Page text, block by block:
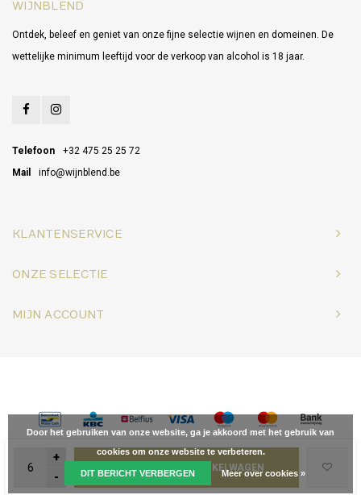
+
-
TOEVOEGEN AAN WINKELWAGEN
WIJNBLEND
Ontdek, beleef en geniet van onze fijne selectie wijnen en domeinen. De
wettelijke minimum leeftijd voor de verkoop van alcohol is 18 jaar.
Telefoon
+32 475 25 25 72
Mail
info@wijnblend.be
KLANTENSERVICE
ONZE SELECTIE
MIJN ACCOUNT
Door het gebruiken van onze website, ga je akkoord met het gebruik van
cookies om onze website te verbeteren.
DIT BERICHT VERBERGEN Meer over cookies »